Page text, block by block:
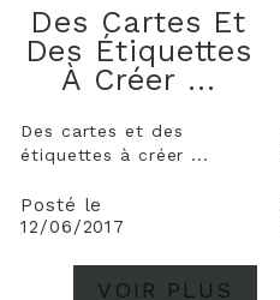
Des Cartes Et
Des Étiquettes
À Créer ...
Des cartes et des
étiquettes à créer ...
Posté le
12/06/2017
VOIR PLUS